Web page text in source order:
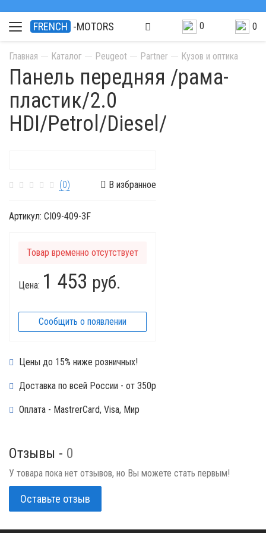
FRENCH -MOTORS 0 0
Главная Каталог Peugeot Partner Кузов и оптика
Панель передняя /рама-
пластик/2.0
HDI/Petrol/Diesel/
(0) В избранное
Артикул: CI09-409-3F
Товар временно отсутствует
Цена: 1 453 руб.
Сообщить о появлении
Цены до 15% ниже розничных!
Доставка по всей России - от 350р
Оплата - MastrerCard, Visa, Мир
Отзывы - 0
У товара пока нет отзывов, но Вы можете стать первым!
Оставьте отзыв